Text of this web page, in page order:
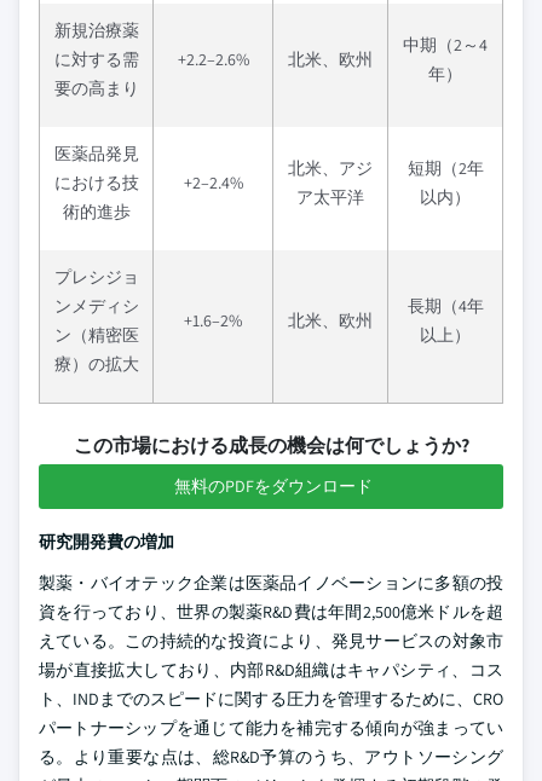
新規治療薬
に対する需
要の高まり
+2.2–2.6% 北米、欧州
中期（2～4
年）
医薬品発見
における技
術的進歩
+2–2.4%
北米、アジ
ア太平洋
短期（2年
以内）
プレシジョ
ンメディシ
ン（精密医
療）の拡大
+1.6–2% 北米、欧州
長期（4年
以上）
この市場における成長の機会は何でしょうか?
無料のPDFをダウンロード
研究開発費の増加
製薬・バイオテック企業は医薬品イノベーションに多額の投
資を行っており、世界の製薬R&D費は年間2,500億米ドルを超
えている。この持続的な投資により、発見サービスの対象市
場が直接拡大しており、内部R&D組織はキャパシティ、コス
ト、INDまでのスピードに関する圧力を管理するために、CRO
パートナーシップを通じて能力を補完する傾向が強まってい
る。より重要な点は、総R&D予算のうち、アウトソーシング